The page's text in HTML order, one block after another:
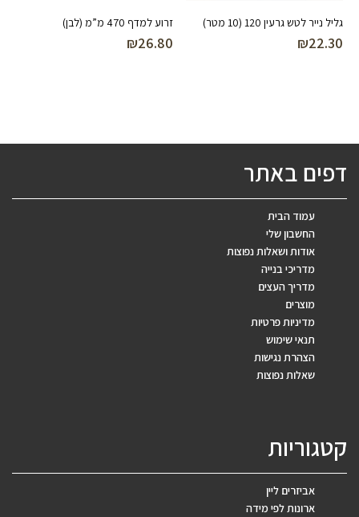
גליל נייר לטש גרעין 120 (10 מטר)
₪22.30
זרוע למדף 470 מ”מ (לבן)
₪26.80
דפים באתר
עמוד הבית
החשבון שלי
אודות ושאלות נפוצות
מדריכי בנייה
מדריך העצים
מוצרים
מדיניות פרטיות
תנאי שימוש
הצהרת נגישות
שאלות נפוצות
קטגוריות
אביזרים ליין
ארונות לפי מידה